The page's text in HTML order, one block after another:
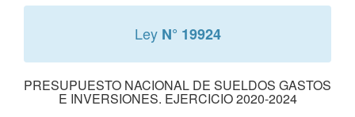
Ley N° 19924
PRESUPUESTO NACIONAL DE SUELDOS GASTOS
E INVERSIONES. EJERCICIO 2020-2024